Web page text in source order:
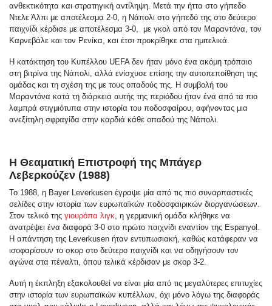
ανθεκτικότητα και στρατηγική αντίληψη. Μετά την ήττα στο γήπεδο
Ντελε Άλπι με αποτέλεσμα 2-0, η Νάπολι στο γήπεδό της στο δεύτερο
παιχνίδι κέρδισε με αποτέλεσμα 3-0, με γκολ από τον Μαραντόνα, τον
Καρνεβάλε και τον Ρενίκα, και έτσι προκρίθηκε στα ημιτελικά.
Η κατάκτηση του Κυπέλλου UEFA δεν ήταν μόνο ένα ακόμη τρόπαιο
στη βιτρίνα της Νάπολι, αλλά ενίσχυσε επίσης την αυτοπεποίθηση της
ομάδας και τη σχέση της με τους οπαδούς της. Η συμβολή του
Μαραντόνα κατά τη διάρκεια αυτής της περιόδου ήταν ένα από τα πιο
λαμπρά στιγμιότυπα στην ιστορία του ποδοσφαίρου, αφήνοντας μια
ανεξίτηλη σφραγίδα στην καρδιά κάθε οπαδού της Νάπολι.
Η Θεαματική Επιστροφή της Μπάγερ
Λεβερκούζεν (1988)
Το 1988, η Bayer Leverkusen έγραψε μία από τις πιο συναρπαστικές
σελίδες στην ιστορία των ευρωπαϊκών ποδοσφαιρικών διοργανώσεων.
Στον τελικό της γιουρόπα λιγκ , η γερμανική ομάδα κλήθηκε να
ανατρέψει ένα διαφορά 3-0 στο πρώτο παιχνίδι εναντίον της Espanyol.
Η απάντηση της Leverkusen ήταν εντυπωσιακή, καθώς κατάφεραν να
ισοφαρίσουν το σκορ στο δεύτερο παιχνίδι και να οδηγήσουν τον
αγώνα στα πέναλτι, όπου τελικά κέρδισαν με σκορ 3-2.
Αυτή η έκπληξη εξακολουθεί να είναι μία από τις μεγαλύτερες επιτυχίες
στην ιστορία των ευρωπαϊκών κυπέλλων, όχι μόνο λόγω της διαφοράς